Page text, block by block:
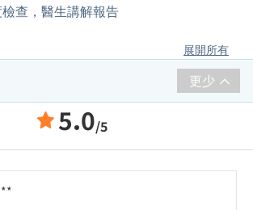
查，醫生講解報告
展開所有
更少
5.0/5